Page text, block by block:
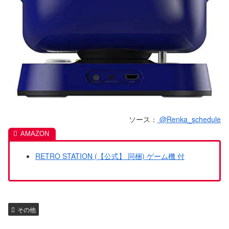
ソース： @Renka_schedule
RETRO STATION (【公式】 同梱) ゲーム機 付
その他